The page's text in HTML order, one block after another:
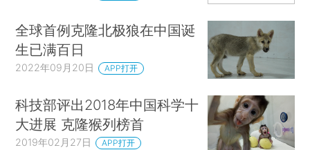
全球首例克隆北极狼在中国诞
生已满百日
2022年09月20日 APP打开
科技部评出2018年中国科学十
大进展 克隆猴列榜首
2019年02月27日 APP打开